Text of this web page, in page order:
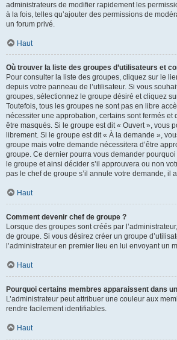
administrateurs de modifier rapidement les
à la fois, telles qu’ajouter des permissions de
un forum privé.
Haut
Où trouver la liste des groupes d’utilisateurs et
Pour consulter la liste des groupes, cliquez sur le
depuis votre panneau de l’utilisateur. Si vous
groupes, sélectionnez le groupe désiré et cliquez
Toutefois, tous les groupes ne sont pas en libre
nécessiter une approbation, certains sont fermés et
être masqués. Si le groupe est dit « Ouvert », vous
librement. Si le groupe est dit « À la demande »,
groupe mais votre demande nécessitera d’être
groupe. Ce dernier pourra vous demander
le groupe et ainsi décider s’il approuvera ou non
pas le chef de groupe s’il annule votre demande, il
Haut
Comment devenir chef de groupe ?
Lorsque des groupes sont créés par
de groupe. Si vous désirez créer un groupe
l’administrateur en premier lieu en lui envoyant un
Haut
Pourquoi certains membres apparaissent dans
L’administrateur peut attribuer une couleur aux
rendre facilement identifiables.
Haut